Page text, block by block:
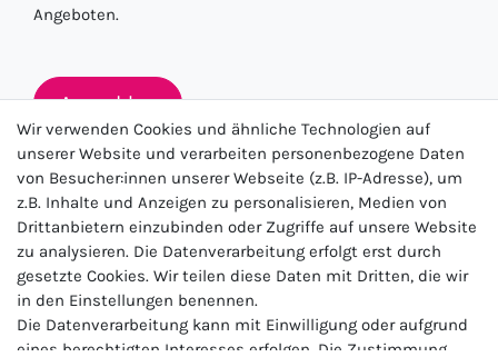
Angeboten.
Anmelden
★★★★★
4.5 / 5.0 (23.143)
Wir verwenden Cookies und ähnliche Technologien auf
unserer Website und verarbeiten personenbezogene Daten
von Besucher:innen unserer Webseite (z.B. IP-Adresse), um
z.B. Inhalte und Anzeigen zu personalisieren, Medien von
Drittanbietern einzubinden oder Zugriffe auf unsere Website
zu analysieren. Die Datenverarbeitung erfolgt erst durch
gesetzte Cookies. Wir teilen diese Daten mit Dritten, die wir
in den Einstellungen benennen.
Die Datenverarbeitung kann mit Einwilligung oder aufgrund
eines berechtigten Interesses erfolgen. Die Zustimmung